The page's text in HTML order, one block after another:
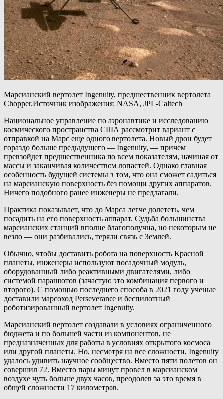
Марсианский вертолет Ingenuity, предшественник вертолета
Chopper.Источник изображения: NASA, JPL-Caltech
Национальное управление по аэронавтике и исследованию
космического пространства США рассмотрит вариант с
отправкой на Марс еще одного вертолета. Новый дрон будет
гораздо больше предыдущего — Ingenuity, — причем
превзойдет предшественника по всем показателям, начиная от
массы и заканчивая количеством лопастей. Однако главная
особенность будущей системы в том, что она сможет садиться
на марсианскую поверхность без помощи других аппаратов.
Ничего подобного ранее инженеры не предлагали.
Практика показывает, что до Марса легче долететь, чем
посадить на его поверхность аппарат. Судьба большинства
марсианских станций вполне благополучна, но некоторым не
везло — они разбивались, теряли связь с Землей.
Обычно, чтобы доставить робота на поверхность Красной
планеты, инженеры используют посадочный модуль,
оборудованный либо реактивными двигателями, либо
системой парашютов (зачастую это комбинация первого и
второго). С помощью последнего способа в 2021 году ученые
доставили марсоход Perseverance и беспилотный
роботизированный вертолет Ingenuity.
Марсианский вертолет создавали в условиях ограниченного
бюджета и по большей части из компонентов, не
предназначенных для работы в условиях открытого космоса
или другой планеты. Но, несмотря на все сложности, Ingenuity
удалось удивить научное сообщество. Вместо пяти полетов он
совершил 72. Вместо пары минут провел в марсианском
воздухе чуть больше двух часов, преодолев за это время в
общей сложности 17 километров.